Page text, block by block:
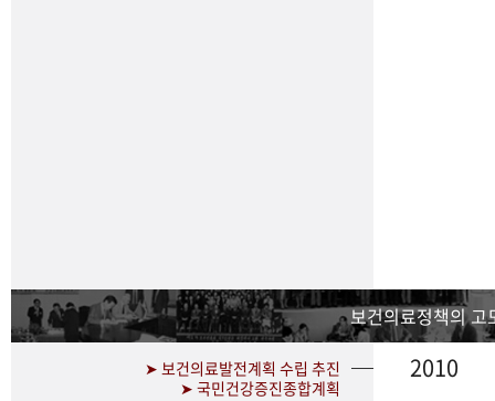
보건의료정책의 고
➤ 보건의료발전계획 수립 추진
➤ 국민건강증진종합계획
2010